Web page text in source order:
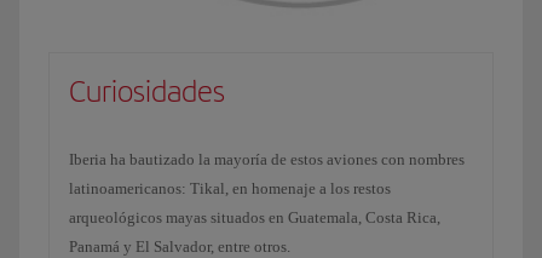
Curiosidades
Iberia ha bautizado la mayoría de estos aviones con nombres
latinoamericanos: Tikal, en homenaje a los restos
arqueológicos mayas situados en Guatemala, Costa Rica,
Panamá y El Salvador, entre otros.